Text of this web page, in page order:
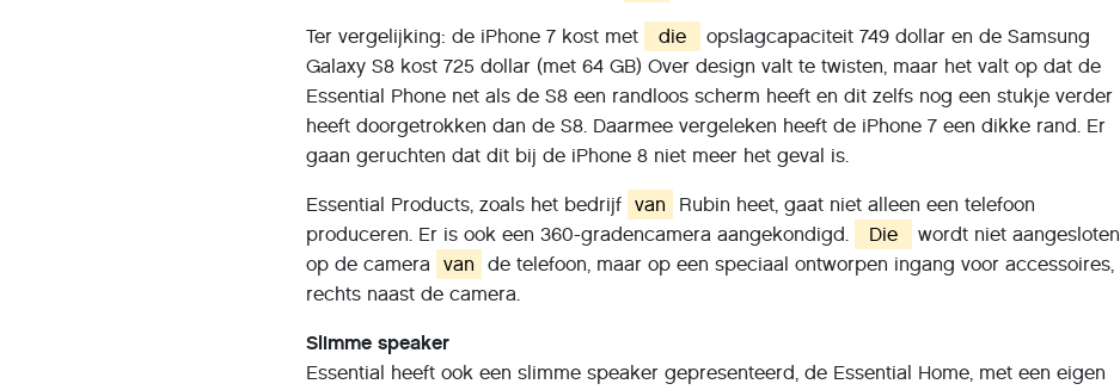
Ter vergelijking: de iPhone 7 kost met die
opslagcapaciteit 749 dollar en de Samsung
Galaxy S8 kost 725 dollar (met 64 GB) Over design valt te twisten, maar het valt op dat de
Essential Phone net als de S8 een randloos scherm heeft en dit zelfs nog een stukje verder
heeft doorgetrokken dan de S8. Daarmee vergeleken heeft de iPhone 7 een dikke rand. Er
gaan geruchten dat dit bij de iPhone 8 niet meer het geval is.
Essential Products, zoals het bedrijf van
Rubin heet, gaat niet alleen een telefoon
produceren. Er is ook een 360-gradencamera aangekondigd.
Die
wordt niet aangesloten
op de camera
van
de telefoon, maar op een speciaal ontworpen ingang voor accessoires,
rechts naast de camera.
Slimme speaker
Essential heeft ook een slimme speaker gepresenteerd, de Essential Home, met een eigen